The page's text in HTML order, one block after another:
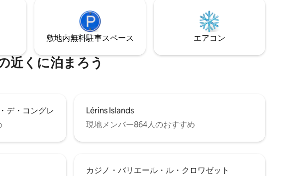
敷地内無料駐⁠車ス⁠ペ⁠ー⁠ス エアコン
近くに泊まろう
デ・コングレ
Lérins Islands
現地メンバー864人のおすすめ
カジノ・バリエール・ル・クロワゼット